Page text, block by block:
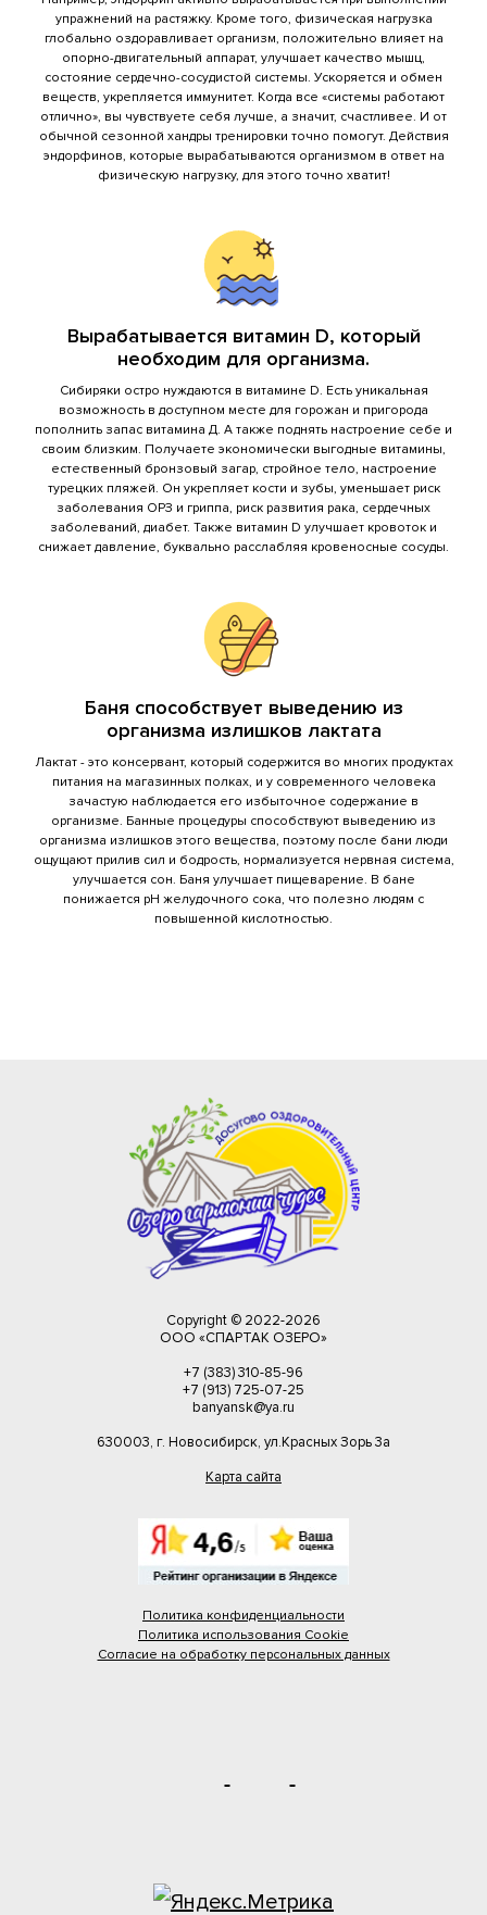
упражнений на растяжку. Кроме того, физическая нагрузка
глобально оздоравливает организм, положительно влияет на
опорно-двигательный аппарат, улучшает качество мышц,
состояние сердечно-сосудистой системы. Ускоряется и обмен
веществ, укрепляется иммунитет. Когда все «системы работают
отлично», вы чувствуете себя лучше, а значит, счастливее. И от
обычной сезонной хандры тренировки точно помогут. Действия
эндорфинов, которые вырабатываются организмом в ответ на
физическую нагрузку, для этого точно хватит!
Вырабатывается витамин D, который
необходим для организма.
Сибиряки остро нуждаются в витамине D. Есть уникальная
возможность в доступном месте для горожан и пригорода
пополнить запас витамина Д. А также поднять настроение себе и
своим близким. Получаете экономически выгодные витамины,
естественный бронзовый загар, стройное тело, настроение
турецких пляжей. Он укрепляет кости и зубы, уменьшает риск
заболевания ОРЗ и гриппа, риск развития рака, сердечных
заболеваний, диабет. Также витамин D улучшает кровоток и
снижает давление, буквально расслабляя кровеносные сосуды.
Баня способствует выведению из
организма излишков лактата
Лактат - это консервант, который содержится во многих продуктах
питания на магазинных полках, и у современного человека
зачастую наблюдается его избыточное содержание в
организме. Банные процедуры способствуют выведению из
организма излишков этого вещества, поэтому после бани люди
ощущают прилив сил и бодрость, нормализуется нервная система,
улучшается сон. Баня улучшает пищеварение. В бане
понижается pH желудочного сока, что полезно людям с
повышенной кислотностью.
Copyright © 2022-2026
ООО «СПАРТАК ОЗЕРО»
+7 (383) 310-85-96
+7 (913) 725-07-25
banyansk@ya.ru
630003, г. Новосибирск, ул.Красных Зорь 3а
Карта сайта
Политика конфиденциальности
Политика использования Cookie
Согласие на обработку персональных данных